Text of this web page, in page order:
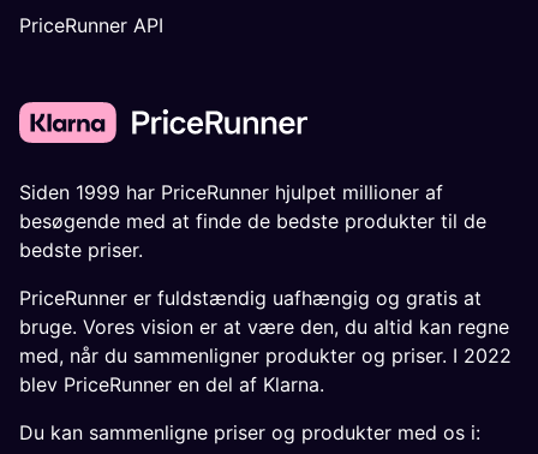
PriceRunner API
Siden 1999 har PriceRunner hjulpet millioner af
besøgende med at finde de bedste produkter til de
bedste priser.
PriceRunner er fuldstændig uafhængig og gratis at
bruge. Vores vision er at være den, du altid kan regne
med, når du sammenligner produkter og priser. I 2022
blev PriceRunner en del af Klarna.
Du kan sammenligne priser og produkter med os i: